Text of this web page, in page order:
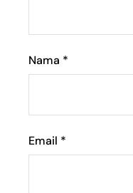
Nama *
Email *